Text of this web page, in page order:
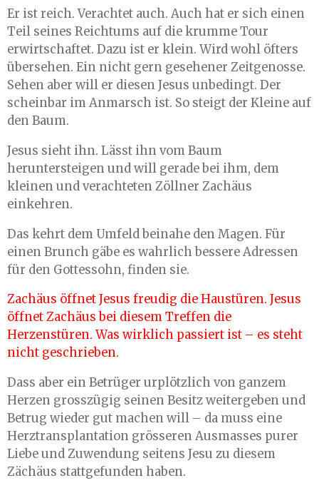
Er ist reich. Verachtet auch. Auch hat er sich einen
Teil seines Reichtums auf die krumme Tour
erwirtschaftet. Dazu ist er klein. Wird wohl öfters
übersehen. Ein nicht gern gesehener Zeitgenosse.
Sehen aber will er diesen Jesus unbedingt. Der
scheinbar im Anmarsch ist. So steigt der Kleine auf
den Baum.
Jesus sieht ihn. Lässt ihn vom Baum
heruntersteigen und will gerade bei ihm, dem
kleinen und verachteten Zöllner Zachäus
einkehren.
Das kehrt dem Umfeld beinahe den Magen. Für
einen Brunch gäbe es wahrlich bessere Adressen
für den Gottessohn, finden sie.
Zachäus öffnet Jesus freudig die Haustüren. Jesus
öffnet Zachäus bei diesem Treffen die
Herzenstüren. Was wirklich passiert ist – es steht
nicht geschrieben.
Dass aber ein Betrüger urplötzlich von ganzem
Herzen grosszügig seinen Besitz weitergeben und
Betrug wieder gut machen will – da muss eine
Herztransplantation grösseren Ausmasses purer
Liebe und Zuwendung seitens Jesu zu diesem
Zächäus stattgefunden haben.